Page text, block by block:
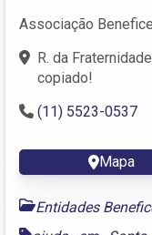
Associação
R. da
copiado!
(11) 5523-0537
Mapa
Entidades